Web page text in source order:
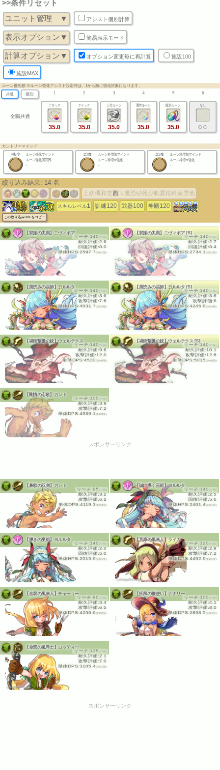
>>条件リセット
ユニット管理 ▼
アシスト個別計算
表示オプション▼ 簡易表示モード
計算オプション▼ オプション変更毎に再計算 施設100
施設MAX
ルーン優先順 ※ルーン強化アシスト設定時は、1から順に強化対象になります。
共通
個別 1 2 3 4 5 6
全職共通
アタック
35.0
クイック
35.0
上位ルーン
35.0
属性ルーン
35.0
職別ルーン
35.0
なし
0.0
カントリーマインド
機/少
ルーン強化マインド
ルーン強化[1][3][5]
-
エ/魔
ルーン枠増加マインド
ルーン枠増or強化
-
エ/魔
ルーン枠増加マインド
ルーン枠増or強化
-
絞り込み結果: 14 名
王妖機和 空西エ 魔恐砂死少動 夏植科菓雪他
スキルレベル1 訓練120 武器100 神殿120
この絞り込みURLをコピー
(c)HappyElements
【双揃の尖風】ニヴィポア
リーチ:140 (中衛)
耐久評価:2.6
回復評価:8.0
単体HPS:2597.7 (4体1段)
(c)HappyElements
【双揃の尖風】ニヴィポア [S]
リーチ:140 (中衛)
耐久評価:2.7
回復評価:8.4
単体HPS:2734.1 (4体1段)
(c)HappyElements
【風読みの巫師】ヨルルタ
リーチ:140 (中衛)
耐久評価:3.6
攻撃評価:7.6
単体DPS:4031.7 (2体3段)
(c)HappyElements
【風読みの巫師】ヨルルタ [S]
リーチ:140 (中衛)
耐久評価:3.8
攻撃評価:8
単体DPS:4245.8 (2体3段)
(c)HappyElements
【禍殃撃覆の銃】ウェルテクス
リーチ:140 (中衛)
耐久評価:9.6
攻撃評価:12.0
単体DPS:4530(3体5段)
(c)HappyElements
【禍殃撃覆の銃】ウェルテクス [S]
リーチ:140 (中衛)
耐久評価:10.1
攻撃評価:12.6
単体DPS:5015(3体5段)
(c)HappyElements
【剛情の応歌】カント
リーチ:100 (中衛)
耐久評価:3.9
攻撃評価:7.2
単体DPS:4939.1 (1体3段)
スポンサーリンク
(c)HappyElements
【鼻歌の双弟】カント
リーチ:95 (中衛)
耐久評価:3.2
攻撃評価:6.2
単体DPS:4119.3 (1体3段)
(c)HappyElements
【誠に導く巫師】ヨルルタ
リーチ:140 (中衛)
耐久評価:2.5
回復評価:5.6
単体HPS:2401.4(2体1段)
(c)HappyElements
【導きの巫師】ヨルルタ
リーチ:140 (中衛)
耐久評価:2.0
回復評価:5.0
単体HPS:2015.9 (2体1段)
(c)HappyElements
【荒原の風来人】ライカ
リーチ:120 (中衛)
耐久評価:2.9
攻撃評価:7.2
単体DPS:4492.9 (1体1段)
(c)HappyElements
【金双の風来人】チャーリー
リーチ:90 (中衛)
耐久評価:3.4
攻撃評価:6.5
単体DPS:4256.6(1体2段)
(c)HappyElements
【疾風の鞭使い】ナナリー
リーチ:100 (中衛)
耐久評価:4.1
攻撃評価:8.0
単体DPS:2893.5(3体1段)
(c)HappyElements
【金双の風弓士】ロッティー
リーチ:135 (中衛)
耐久評価:2.1
攻撃評価:7.0
単体DPS:3105.4(2体1段)
スポンサーリンク